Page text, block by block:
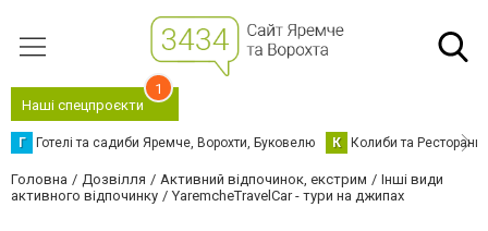
Наші спецпроєкти
1
Г Готелі та садиби Яремче, Ворохти, Буковелю К Колиби та Ресторани
Головна Дозвілля Активний відпочинок, екстрим
Інші види
активного відпочинку
YaremcheTravelCar - тури на джипах